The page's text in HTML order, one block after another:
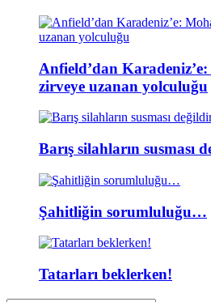
Anfield’dan
zirveye uzanan yolculuğu
Barış silahların susması
Şahitliğin sorumluluğu…
Tatarları beklerken!